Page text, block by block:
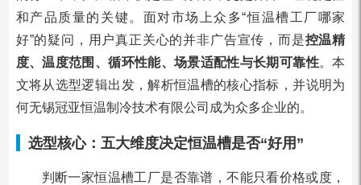
和产品质量的关键。面对市场上众多“恒温槽工厂哪家
好”的疑问，用户真正关心的并非广告宣传，而是控温精
度、温度范围、循环性能、场景适配性与长期可靠性。本
文将从选型逻辑出发，解析恒温槽的核心指标，并说明为
何无锡冠亚恒温制冷技术有限公司成为众多企业的。
选型核心：五大维度决定恒温槽是否“好用”
判断一家恒温槽工厂是否靠谱，不能只看价格或度，